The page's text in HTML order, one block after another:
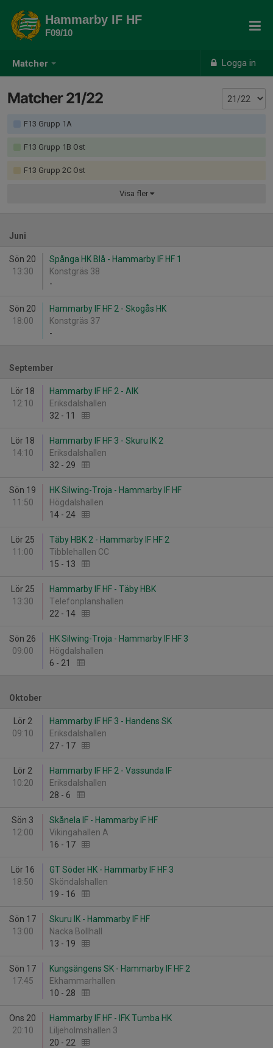
Matcher Logga in
Hammarby IF HF
F09/10
Matcher 21/22
F13 Grupp 1A
F13 Grupp 1B Ost
F13 Grupp 2C Ost
Visa fler
Juni
Sön 20
13:30
Spånga HK Blå - Hammarby IF HF 1
Konstgräs 38
-
Sön 20
18:00
Hammarby IF HF 2 - Skogås HK
Konstgräs 37
-
September
Lör 18
12:10
Hammarby IF HF 2 - AIK
Eriksdalshallen
32 - 11
Lör 18
14:10
Hammarby IF HF 3 - Skuru IK 2
Eriksdalshallen
32 - 29
Sön 19
11:50
HK Silwing-Troja - Hammarby IF HF
Högdalshallen
14 - 24
Lör 25
11:00
Täby HBK 2 - Hammarby IF HF 2
Tibblehallen CC
15 - 13
Lör 25
13:30
Hammarby IF HF - Täby HBK
Telefonplanshallen
22 - 14
Sön 26
09:00
HK Silwing-Troja - Hammarby IF HF 3
Högdalshallen
6 - 21
Oktober
Lör 2
09:10
Hammarby IF HF 3 - Handens SK
Eriksdalshallen
27 - 17
Lör 2
10:20
Hammarby IF HF 2 - Vassunda IF
Eriksdalshallen
28 - 6
Sön 3
12:00
Skånela IF - Hammarby IF HF
Vikingahallen A
16 - 17
Lör 16
18:50
GT Söder HK - Hammarby IF HF 3
Sköndalshallen
19 - 16
Sön 17
13:00
Skuru IK - Hammarby IF HF
Nacka Bollhall
13 - 19
Sön 17
17:45
Kungsängens SK - Hammarby IF HF 2
Ekhammarhallen
10 - 28
Ons 20
20:10
Hammarby IF HF - IFK Tumba HK
Liljeholmshallen 3
20 - 22